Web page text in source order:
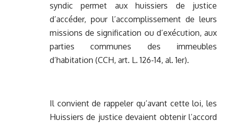
syndic permet aux huissiers de justice
d’accéder, pour l’accomplissement de leurs
missions de signification ou d’exécution, aux
parties communes des immeubles
d’habitation (CCH, art. L. 126-14, al. 1er).
Il convient de rappeler qu’avant cette loi, les
Huissiers de justice devaient obtenir l’accord